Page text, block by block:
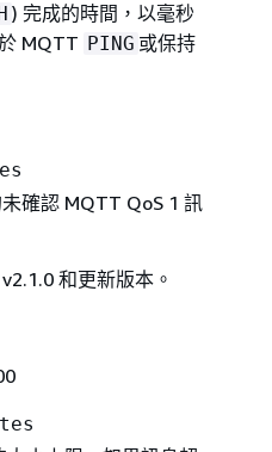
) 完成的時間，以毫秒
MQTT PING 或保持
確認 MQTT QoS 1 訊
和更新版本。